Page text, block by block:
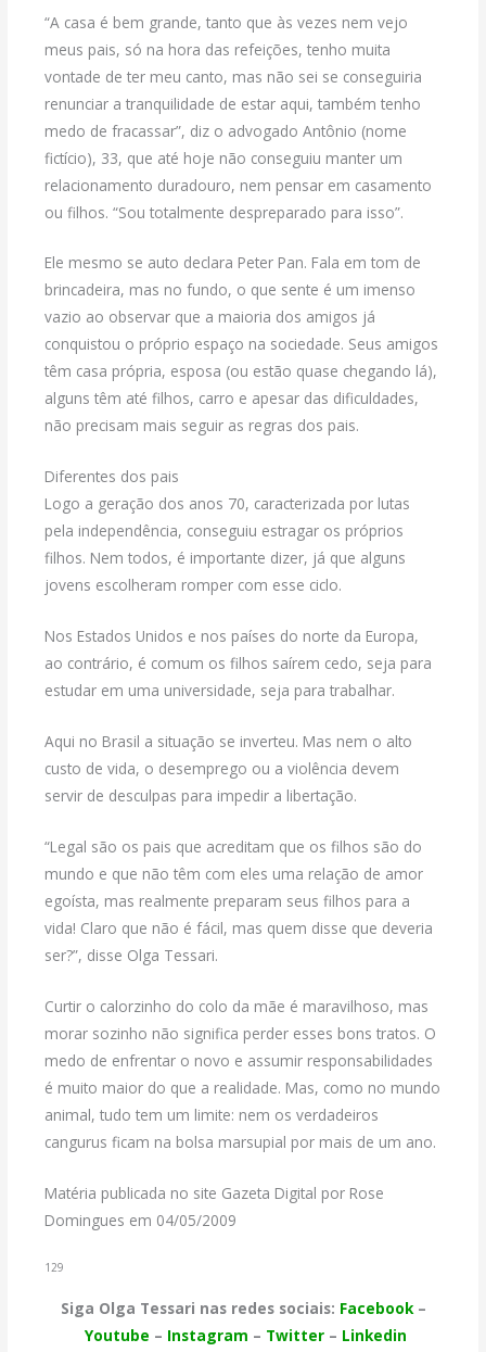
“A casa é bem grande, tanto que às vezes nem vejo
meus pais, só na hora das refeições, tenho muita
vontade de ter meu canto, mas não sei se conseguiria
renunciar a tranquilidade de estar aqui, também tenho
medo de fracassar”, diz o advogado Antônio (nome
fictício), 33, que até hoje não conseguiu manter um
relacionamento duradouro, nem pensar em casamento
ou filhos. “Sou totalmente despreparado para isso”.
Ele mesmo se auto declara Peter Pan. Fala em tom de
brincadeira, mas no fundo, o que sente é um imenso
vazio ao observar que a maioria dos amigos já
conquistou o próprio espaço na sociedade. Seus amigos
têm casa própria, esposa (ou estão quase chegando lá),
alguns têm até filhos, carro e apesar das dificuldades,
não precisam mais seguir as regras dos pais.
Diferentes dos pais
Logo a geração dos anos 70, caracterizada por lutas
pela independência, conseguiu estragar os próprios
filhos. Nem todos, é importante dizer, já que alguns
jovens escolheram romper com esse ciclo.
Nos Estados Unidos e nos países do norte da Europa,
ao contrário, é comum os filhos saírem cedo, seja para
estudar em uma universidade, seja para trabalhar.
Aqui no Brasil a situação se inverteu. Mas nem o alto
custo de vida, o desemprego ou a violência devem
servir de desculpas para impedir a libertação.
“Legal são os pais que acreditam que os filhos são do
mundo e que não têm com eles uma relação de amor
egoísta, mas realmente preparam seus filhos para a
vida! Claro que não é fácil, mas quem disse que deveria
ser?”, disse Olga Tessari.
Curtir o calorzinho do colo da mãe é maravilhoso, mas
morar sozinho não significa perder esses bons tratos. O
medo de enfrentar o novo e assumir responsabilidades
é muito maior do que a realidade. Mas, como no mundo
animal, tudo tem um limite: nem os verdadeiros
cangurus ficam na bolsa marsupial por mais de um ano.
Matéria publicada no site Gazeta Digital por Rose
Domingues em 04/05/2009
129
Siga Olga Tessari nas redes sociais: Facebook–
Youtube – Instagram – Twitter– Linkedin